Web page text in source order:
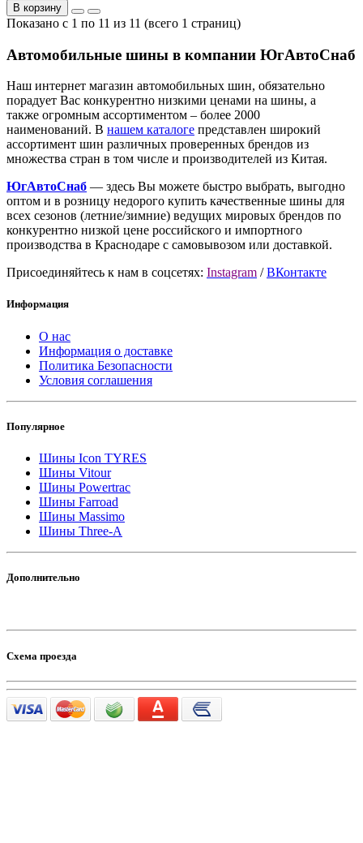
В корзину
Показано с 1 по 11 из 11 (всего 1 страниц)
Автомобильные шины в компании ЮгАвтоСнаб
Наш интернет магазин автомобильных шин, обязательно
порадует Вас конкурентно низкими ценами на шины, а
также огромным ассортиментом – более 2000
наименований. В нашем каталоге представлен широкий
ассортимент шин различных проверенных брендов из
множества стран в том числе и производителей из Китая.
ЮгАвтоСнаб — здесь Вы можете быстро выбрать, выгодно
оптом и в розницу недорого купить качественные шины для
всех сезонов (летние/зимние) ведущих мировых брендов по
конкурентно низкой цене российского и импортного
производства в Краснодаре с самовывозом или доставкой.
Присоединяйтесь к нам в соцсетях: Instagram /ВКонтакте
Информация
О нас
Информация о доставке
Политика Безопасности
Условия соглашения
Популярное
Шины Icon TYRES
Шины Vitour
Шины Powertrac
Шины Farroad
Шины Massimo
Шины Three-A
Дополнительно
Схема проезда